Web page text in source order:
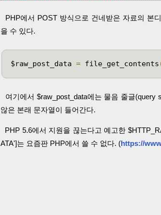
PHP에서 POST 방식으로 건네받은 자료의 본
을 수 있다.
$raw_post_data = file_get_contents
여기에서 $raw_post_data에는 물음 줄글
않은 본래 문자열이 들어간다.
PHP 5.6에서 지원을 끊는다고 예고한
ATA']는 요즘판 PHP에서 쓸 수 없다. (https://